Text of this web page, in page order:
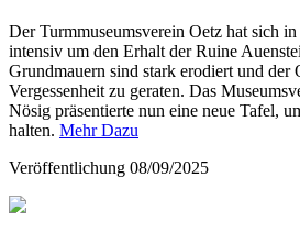
Der Turmmuseumsverein Oetz hat sich in
intensiv um den Erhalt der Ruine
Grundmauern sind stark erodiert und der
Vergessenheit zu geraten. Das
Nösig präsentierte nun eine neue Tafel,
halten. Mehr Dazu
Veröffentlichung 08/09/2025